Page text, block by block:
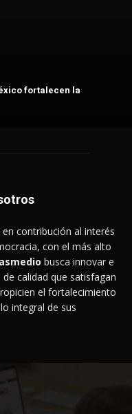
fortalecen la
contribución al interés
con el más alto
busca innovar e
calidad que satisfagan
el fortalecimiento
integral de sus